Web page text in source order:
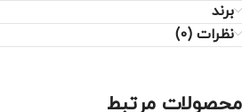
برند
نظرات (0)
محصولات مرتبط